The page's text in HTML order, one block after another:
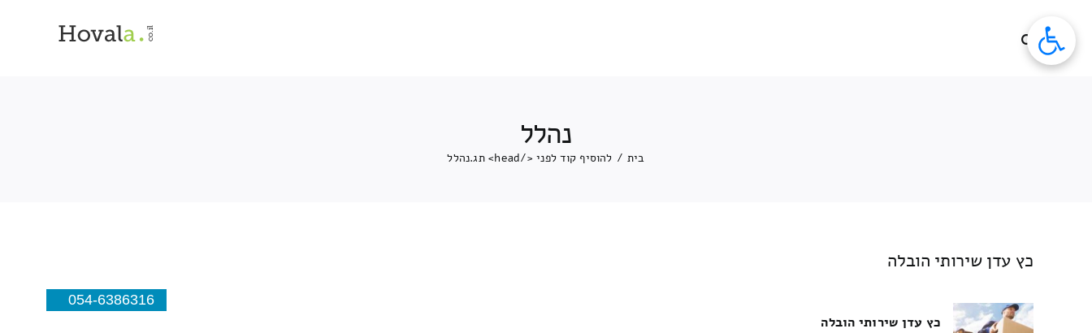
נהלל
בית / להוסיף קוד לפני </head> תג. נהלל
כץ עדן שירותי הובלה
054-6386316
כץ עדן שירותי הובלה